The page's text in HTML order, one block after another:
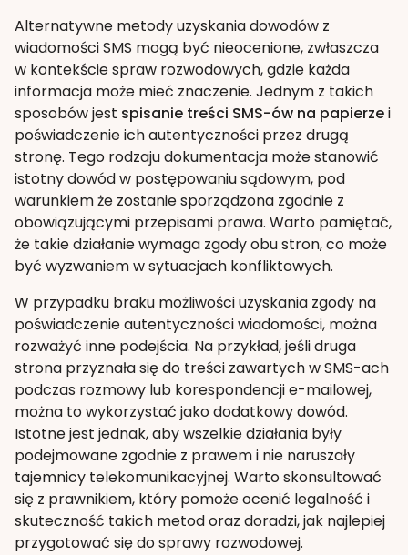
Alternatywne metody uzyskania dowodów z
wiadomości SMS mogą być nieocenione, zwłaszcza
w kontekście spraw rozwodowych, gdzie każda
informacja może mieć znaczenie. Jednym z takich
sposobów jest spisanie treści SMS-ów na papierzei
poświadczenie ich autentyczności przez drugą
stronę. Tego rodzaju dokumentacja może stanowić
istotny dowód w postępowaniu sądowym, pod
warunkiem że zostanie sporządzona zgodnie z
obowiązującymi przepisami prawa. Warto pamiętać,
że takie działanie wymaga zgody obu stron, co może
być wyzwaniem w sytuacjach konfliktowych.
W przypadku braku możliwości uzyskania zgody na
poświadczenie autentyczności wiadomości, można
rozważyć inne podejścia. Na przykład, jeśli druga
strona przyznała się do treści zawartych w SMS-ach
podczas rozmowy lub korespondencji e-mailowej,
można to wykorzystać jako dodatkowy dowód.
Istotne jest jednak, aby wszelkie działania były
podejmowane zgodnie z prawem i nie naruszały
tajemnicy telekomunikacyjnej. Warto skonsultować
się z prawnikiem, który pomoże ocenić legalność i
skuteczność takich metod oraz doradzi, jak najlepiej
przygotować się do sprawy rozwodowej.